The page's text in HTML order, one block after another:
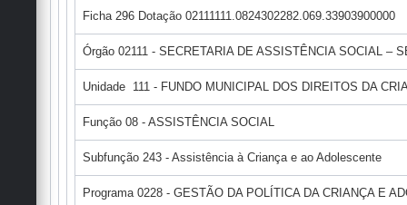
Ficha 296 Dotação 02111111.0824302282.069.33903900000
Órgão 02111 - SECRETARIA DE ASSISTÊNCIA SOCIAL –
Unidade 111 - FUNDO MUNICIPAL DOS DIREITOS DA
Função 08 - ASSISTÊNCIA SOCIAL
Subfunção 243 - Assistência à Criança e ao Adolescente
Programa 0228 - GESTÃO DA POLÍTICA DA CRIANÇA E